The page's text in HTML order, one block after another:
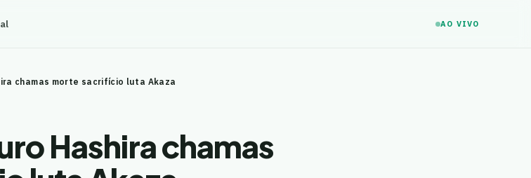
AO VIVO
chamas morte sacrifício luta Akaza
Hashira chamas